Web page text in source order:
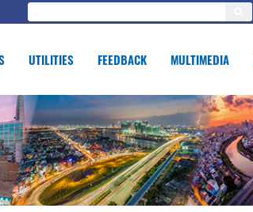
UTILITIES FEEDBACK MULTIMEDIA